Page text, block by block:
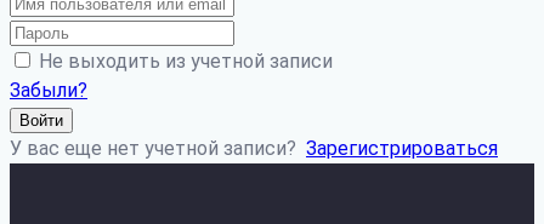
Не выходить из учетной записи
Забыли?
Войти
У вас еще нет учетной записи? Зарегистрироваться